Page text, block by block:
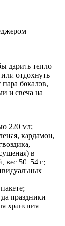
дарить тепло
отдохнуть
бокалов,
и свеча на
220 мл;
кардамон,
в
вес 50–54 г;
праздники
хранения